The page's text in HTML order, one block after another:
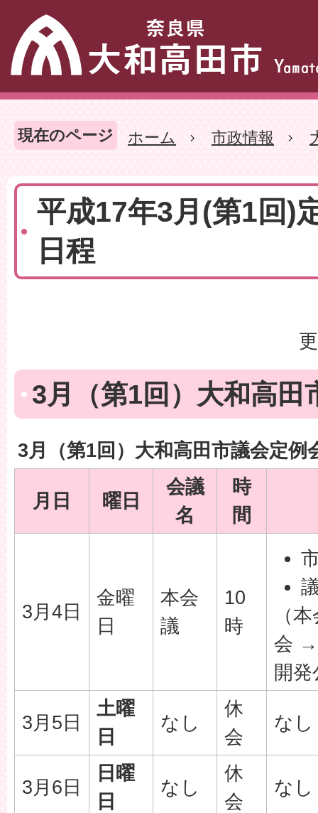
現在のページ ホーム 市政情報
平成17年3月(第1回)
日程
3月（第1回）大和高田
3月（第1回）大和高田市議会定例
月日 曜日
会議
名
時
間
3月4日
金曜
日
本会
議
10
時
（
会 →
開
3月5日
土曜
日
なし
休
会
なし
3月6日
日曜
日
なし
休
会
なし